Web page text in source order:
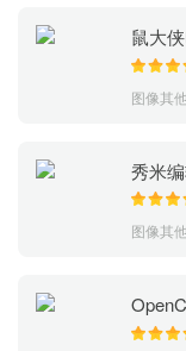
鼠大
图像其
秀米
图像其